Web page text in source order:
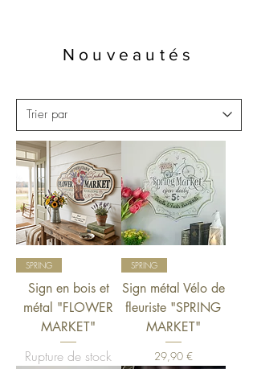
Nouveautés
SPRING
Sign en bois et
métal "FLOWER
MARKET"
Rupture de stock
SPRING
Sign métal Vélo de
fleuriste "SPRING
MARKET"
Prix
29,90 €